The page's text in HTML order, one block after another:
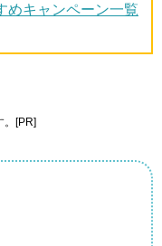
めキャンペーン一覧
。[PR]